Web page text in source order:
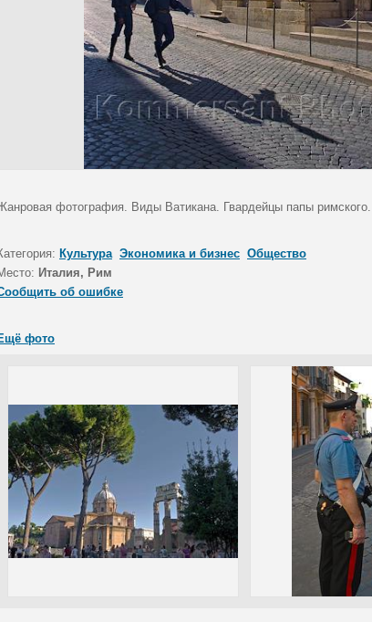
фотография. Виды Ватикана. Гвардейцы папы
Культура Экономика и бизнес Общество
Италия, Рим
об ошибке
фото